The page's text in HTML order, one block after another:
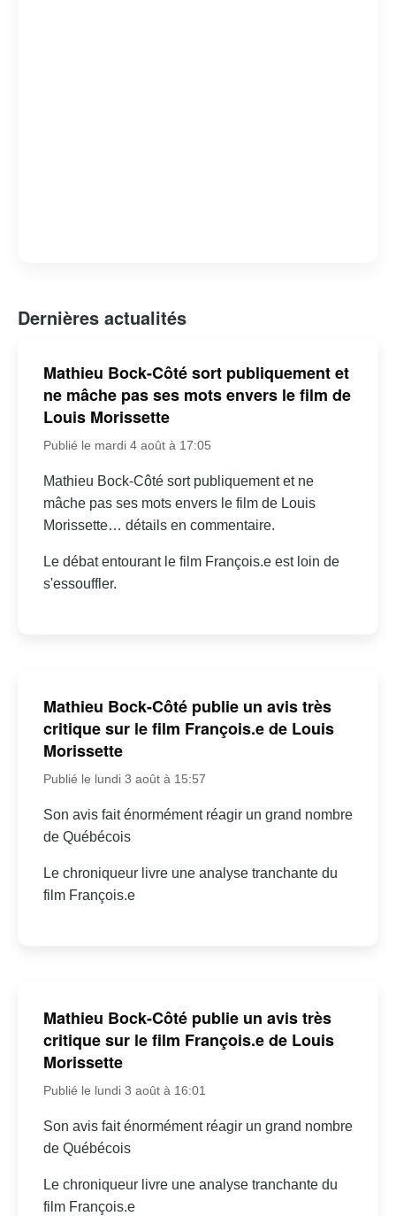
Dernières actualités
Mathieu Bock-Côté sort publiquement et
ne mâche pas ses mots envers le film de
Louis Morissette
Publié le mardi 4 août à 17:05
Mathieu Bock-Côté sort publiquement et ne
mâche pas ses mots envers le film de Louis
Morissette… détails en commentaire.
Le débat entourant le film François.e est loin de
s'essouffler.
Mathieu Bock-Côté publie un avis très
critique sur le film François.e de Louis
Morissette
Publié le lundi 3 août à 15:57
Son avis fait énormément réagir un grand nombre
de Québécois
Le chroniqueur livre une analyse tranchante du
film François.e
Mathieu Bock-Côté publie un avis très
critique sur le film François.e de Louis
Morissette
Publié le lundi 3 août à 16:01
Son avis fait énormément réagir un grand nombre
de Québécois
Le chroniqueur livre une analyse tranchante du
film François.e